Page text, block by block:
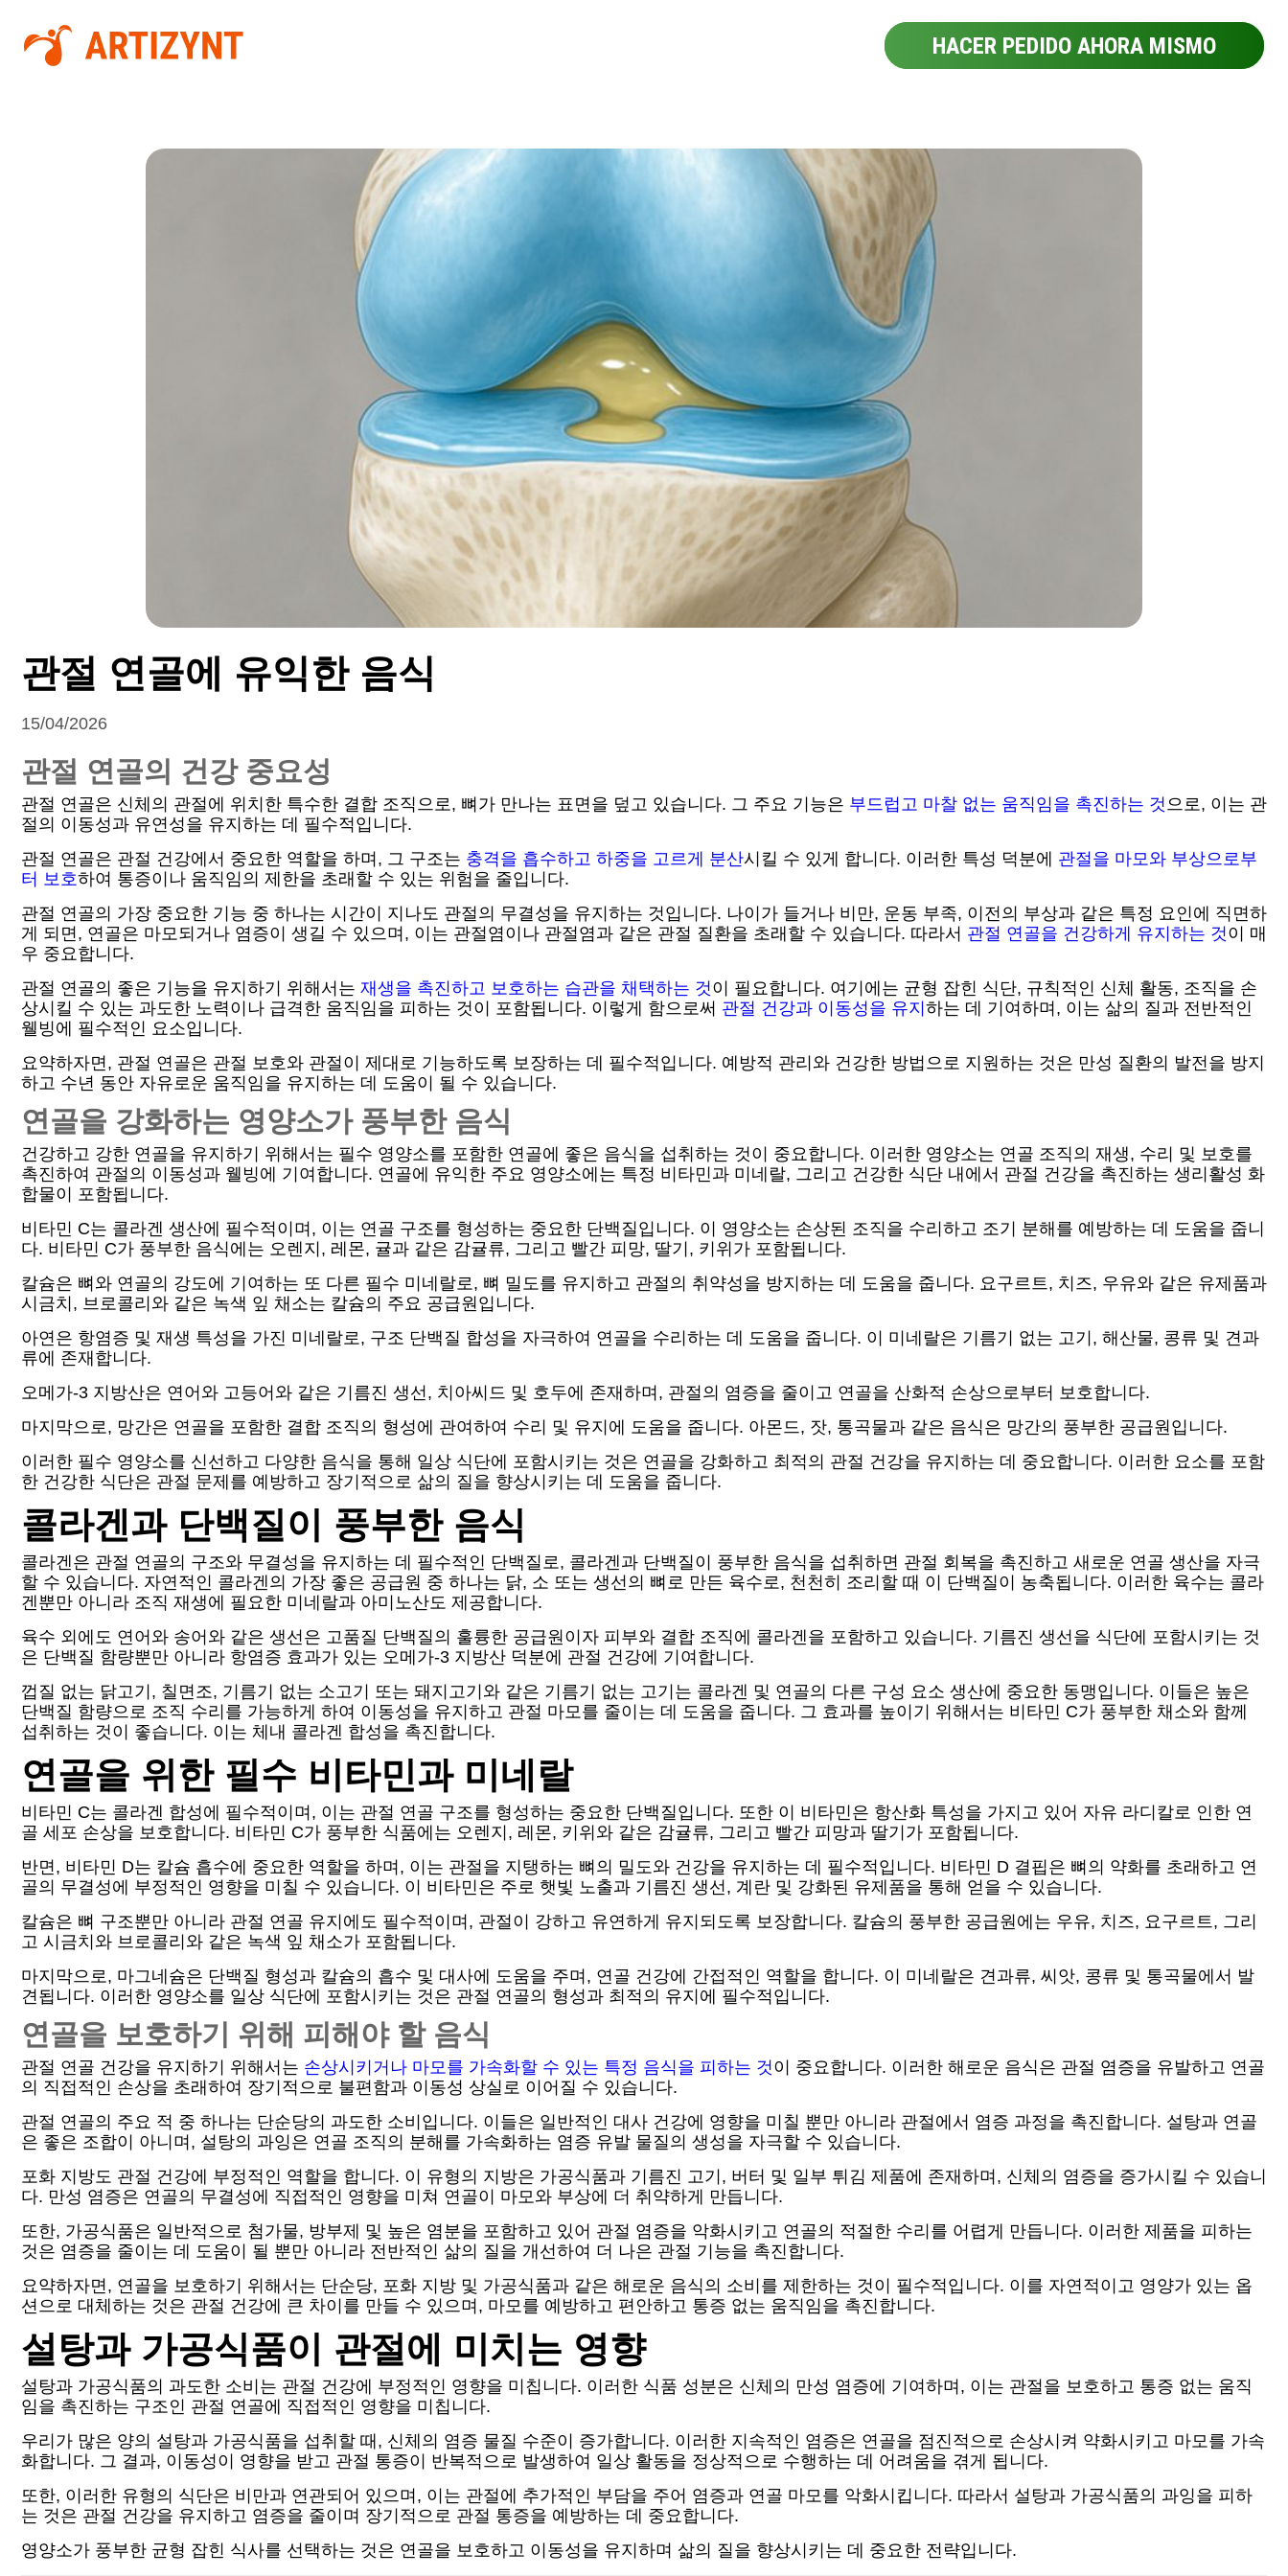
HACER PEDIDO AHORA MISMO
관절 연골에 유익한 음식
15/04/2026
관절 연골의 건강 중요성
관절 연골은 신체의 관절에 위치한 특수한 결합 조직으로, 뼈가 만나는 표면을 덮고 있습니다. 그 주요 기능은 부드럽고 마찰 없는 움직임을 촉진하는 것으로, 이는 관
절의 이동성과 유연성을 유지하는 데 필수적입니다.
관절 연골은 관절 건강에서 중요한 역할을 하며, 그 구조는 충격을 흡수하고 하중을 고르게 분산시킬 수 있게 합니다. 이러한 특성 덕분에 관절을 마모와 부상으로부
터 보호하여 통증이나 움직임의 제한을 초래할 수 있는 위험을 줄입니다.
관절 연골의 가장 중요한 기능 중 하나는 시간이 지나도 관절의 무결성을 유지하는 것입니다. 나이가 들거나 비만, 운동 부족, 이전의 부상과 같은 특정 요인에 직면하
게 되면, 연골은 마모되거나 염증이 생길 수 있으며, 이는 관절염이나 관절염과 같은 관절 질환을 초래할 수 있습니다. 따라서 관절 연골을 건강하게 유지하는 것이 매
우 중요합니다.
관절 연골의 좋은 기능을 유지하기 위해서는 재생을 촉진하고 보호하는 습관을 채택하는 것이 필요합니다. 여기에는 균형 잡힌 식단, 규칙적인 신체 활동, 조직을 손
상시킬 수 있는 과도한 노력이나 급격한 움직임을 피하는 것이 포함됩니다. 이렇게 함으로써 관절 건강과 이동성을 유지 하는 데 기여하며, 이는 삶의 질과 전반적인
웰빙에 필수적인 요소입니다.
요약하자면, 관절 연골은 관절 보호와 관절이 제대로 기능하도록 보장하는 데 필수적입니다. 예방적 관리와 건강한 방법으로 지원하는 것은 만성 질환의 발전을 방지
하고 수년 동안 자유로운 움직임을 유지하는 데 도움이 될 수 있습니다.
연골을 강화하는 영양소가 풍부한 음식
건강하고 강한 연골을 유지하기 위해서는 필수 영양소를 포함한 연골에 좋은 음식을 섭취하는 것이 중요합니다. 이러한 영양소는 연골 조직의 재생, 수리 및 보호를
촉진하여 관절의 이동성과 웰빙에 기여합니다. 연골에 유익한 주요 영양소에는 특정 비타민과 미네랄, 그리고 건강한 식단 내에서 관절 건강을 촉진하는 생리활성 화
합물이 포함됩니다.
비타민 C는 콜라겐 생산에 필수적이며, 이는 연골 구조를 형성하는 중요한 단백질입니다. 이 영양소는 손상된 조직을 수리하고 조기 분해를 예방하는 데 도움을 줍니
다. 비타민 C가 풍부한 음식에는 오렌지, 레몬, 귤과 같은 감귤류, 그리고 빨간 피망, 딸기, 키위가 포함됩니다.
칼슘은 뼈와 연골의 강도에 기여하는 또 다른 필수 미네랄로, 뼈 밀도를 유지하고 관절의 취약성을 방지하는 데 도움을 줍니다. 요구르트, 치즈, 우유와 같은 유제품과
시금치, 브로콜리와 같은 녹색 잎 채소는 칼슘의 주요 공급원입니다.
아연은 항염증 및 재생 특성을 가진 미네랄로, 구조 단백질 합성을 자극하여 연골을 수리하는 데 도움을 줍니다. 이 미네랄은 기름기 없는 고기, 해산물, 콩류 및 견과
류에 존재합니다.
오메가-3 지방산은 연어와 고등어와 같은 기름진 생선, 치아씨드 및 호두에 존재하며, 관절의 염증을 줄이고 연골을 산화적 손상으로부터 보호합니다.
마지막으로, 망간은 연골을 포함한 결합 조직의 형성에 관여하여 수리 및 유지에 도움을 줍니다. 아몬드, 잣, 통곡물과 같은 음식은 망간의 풍부한 공급원입니다.
이러한 필수 영양소를 신선하고 다양한 음식을 통해 일상 식단에 포함시키는 것은 연골을 강화하고 최적의 관절 건강을 유지하는 데 중요합니다. 이러한 요소를 포함
한 건강한 식단은 관절 문제를 예방하고 장기적으로 삶의 질을 향상시키는 데 도움을 줍니다.
콜라겐과 단백질이 풍부한 음식
콜라겐은 관절 연골의 구조와 무결성을 유지하는 데 필수적인 단백질로, 콜라겐과 단백질이 풍부한 음식을 섭취하면 관절 회복을 촉진하고 새로운 연골 생산을 자극
할 수 있습니다. 자연적인 콜라겐의 가장 좋은 공급원 중 하나는 닭, 소 또는 생선의 뼈로 만든 육수로, 천천히 조리할 때 이 단백질이 농축됩니다. 이러한 육수는 콜라
겐뿐만 아니라 조직 재생에 필요한 미네랄과 아미노산도 제공합니다.
육수 외에도 연어와 송어와 같은 생선은 고품질 단백질의 훌륭한 공급원이자 피부와 결합 조직에 콜라겐을 포함하고 있습니다. 기름진 생선을 식단에 포함시키는 것
은 단백질 함량뿐만 아니라 항염증 효과가 있는 오메가-3 지방산 덕분에 관절 건강에 기여합니다.
껍질 없는 닭고기, 칠면조, 기름기 없는 소고기 또는 돼지고기와 같은 기름기 없는 고기는 콜라겐 및 연골의 다른 구성 요소 생산에 중요한 동맹입니다. 이들은 높은
단백질 함량으로 조직 수리를 가능하게 하여 이동성을 유지하고 관절 마모를 줄이는 데 도움을 줍니다. 그 효과를 높이기 위해서는 비타민 C가 풍부한 채소와 함께
섭취하는 것이 좋습니다. 이는 체내 콜라겐 합성을 촉진합니다.
연골을 위한 필수 비타민과 미네랄
비타민 C는 콜라겐 합성에 필수적이며, 이는 관절 연골 구조를 형성하는 중요한 단백질입니다. 또한 이 비타민은 항산화 특성을 가지고 있어 자유 라디칼로 인한 연
골 세포 손상을 보호합니다. 비타민 C가 풍부한 식품에는 오렌지, 레몬, 키위와 같은 감귤류, 그리고 빨간 피망과 딸기가 포함됩니다.
반면, 비타민 D는 칼슘 흡수에 중요한 역할을 하며, 이는 관절을 지탱하는 뼈의 밀도와 건강을 유지하는 데 필수적입니다. 비타민 D 결핍은 뼈의 약화를 초래하고 연
골의 무결성에 부정적인 영향을 미칠 수 있습니다. 이 비타민은 주로 햇빛 노출과 기름진 생선, 계란 및 강화된 유제품을 통해 얻을 수 있습니다.
칼슘은 뼈 구조뿐만 아니라 관절 연골 유지에도 필수적이며, 관절이 강하고 유연하게 유지되도록 보장합니다. 칼슘의 풍부한 공급원에는 우유, 치즈, 요구르트, 그리
고 시금치와 브로콜리와 같은 녹색 잎 채소가 포함됩니다.
마지막으로, 마그네슘은 단백질 형성과 칼슘의 흡수 및 대사에 도움을 주며, 연골 건강에 간접적인 역할을 합니다. 이 미네랄은 견과류, 씨앗, 콩류 및 통곡물에서 발
견됩니다. 이러한 영양소를 일상 식단에 포함시키는 것은 관절 연골의 형성과 최적의 유지에 필수적입니다.
연골을 보호하기 위해 피해야 할 음식
관절 연골 건강을 유지하기 위해서는 손상시키거나 마모를 가속화할 수 있는 특정 음식을 피하는 것이 중요합니다. 이러한 해로운 음식은 관절 염증을 유발하고 연골
의 직접적인 손상을 초래하여 장기적으로 불편함과 이동성 상실로 이어질 수 있습니다.
관절 연골의 주요 적 중 하나는 단순당의 과도한 소비입니다. 이들은 일반적인 대사 건강에 영향을 미칠 뿐만 아니라 관절에서 염증 과정을 촉진합니다. 설탕과 연골
은 좋은 조합이 아니며, 설탕의 과잉은 연골 조직의 분해를 가속화하는 염증 유발 물질의 생성을 자극할 수 있습니다.
포화 지방도 관절 건강에 부정적인 역할을 합니다. 이 유형의 지방은 가공식품과 기름진 고기, 버터 및 일부 튀김 제품에 존재하며, 신체의 염증을 증가시킬 수 있습니
다. 만성 염증은 연골의 무결성에 직접적인 영향을 미쳐 연골이 마모와 부상에 더 취약하게 만듭니다.
또한, 가공식품은 일반적으로 첨가물, 방부제 및 높은 염분을 포함하고 있어 관절 염증을 악화시키고 연골의 적절한 수리를 어렵게 만듭니다. 이러한 제품을 피하는
것은 염증을 줄이는 데 도움이 될 뿐만 아니라 전반적인 삶의 질을 개선하여 더 나은 관절 기능을 촉진합니다.
요약하자면, 연골을 보호하기 위해서는 단순당, 포화 지방 및 가공식품과 같은 해로운 음식의 소비를 제한하는 것이 필수적입니다. 이를 자연적이고 영양가 있는 옵
션으로 대체하는 것은 관절 건강에 큰 차이를 만들 수 있으며, 마모를 예방하고 편안하고 통증 없는 움직임을 촉진합니다.
설탕과 가공식품이 관절에 미치는 영향
설탕과 가공식품의 과도한 소비는 관절 건강에 부정적인 영향을 미칩니다. 이러한 식품 성분은 신체의 만성 염증에 기여하며, 이는 관절을 보호하고 통증 없는 움직
임을 촉진하는 구조인 관절 연골에 직접적인 영향을 미칩니다.
우리가 많은 양의 설탕과 가공식품을 섭취할 때, 신체의 염증 물질 수준이 증가합니다. 이러한 지속적인 염증은 연골을 점진적으로 손상시켜 약화시키고 마모를 가속
화합니다. 그 결과, 이동성이 영향을 받고 관절 통증이 반복적으로 발생하여 일상 활동을 정상적으로 수행하는 데 어려움을 겪게 됩니다.
또한, 이러한 유형의 식단은 비만과 연관되어 있으며, 이는 관절에 추가적인 부담을 주어 염증과 연골 마모를 악화시킵니다. 따라서 설탕과 가공식품의 과잉을 피하
는 것은 관절 건강을 유지하고 염증을 줄이며 장기적으로 관절 통증을 예방하는 데 중요합니다.
영양소가 풍부한 균형 잡힌 식사를 선택하는 것은 연골을 보호하고 이동성을 유지하며 삶의 질을 향상시키는 데 중요한 전략입니다.